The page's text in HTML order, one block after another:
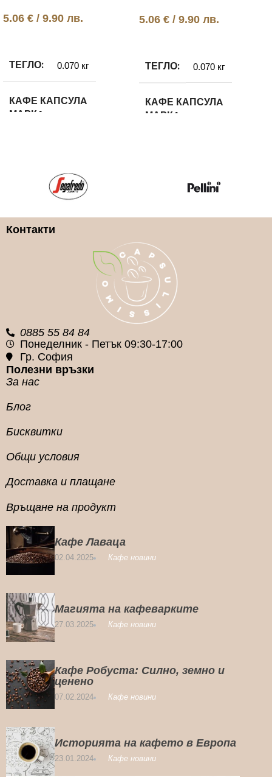
5.06 € / 9.90 лв.
ТЕГЛО 0.070 кг
КАФЕ КАПСУЛA
МАРКA
КАФЕ КАПСУЛА ВИД
5.06 € / 9.90 лв.
ТЕГЛО 0.070 кг
КАФЕ КАПСУЛA
МАРКA
КАФЕ КАПСУЛА ВИД
100% Арабика
КАФЕ КАПСУЛА
СИСТЕМА
Nespresso
Контакти
0885 55 84 84
Понеделник - Петък 09:30-17:00
Гр. София
Полезни връзки
За нас
Блог
Бисквитки
Общи условия
Доставка и плащане
Връщане на продукт
Кафе Лаваца
02.04.2025 Кафе новини
Магията на кафеварките
27.03.2025 Кафе новини
Кафе Робуста: Силно, земно и
ценено
07.02.2024 Кафе новини
Историята на кафето в Европа
23.01.2024 Кафе новини